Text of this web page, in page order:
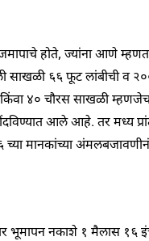
होते, ज्यांना आणे
साखळी ६६फूट लांबीची व
४० चौरस साखळी
आले आहे. तर मध्य
च्यामानकांच्या
भूमापननकाशे १ मैलास १६